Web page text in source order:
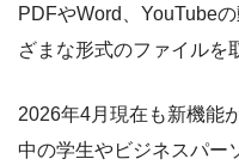
PDFやWord、YouTube
ざまな形式のファイルを
2026年4月現在も新機能
中の学生やビジネスパー